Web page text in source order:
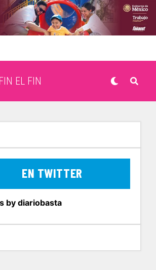
EL FIN
EN TWITTER
by diariobasta